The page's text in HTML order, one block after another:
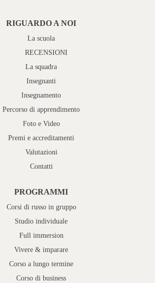
RIGUARDO A NOI
La scuola
RECENSIONI
La squadra
Insegnanti
Insegnamento
Percorso di apprendimento
Foto e Video
Premi e accreditamenti
Valutazioni
Contatti
PROGRAMMI
Corsi di russo in gruppo
Studio individuale
Full immersion
Vivere & imparare
Corso a lungo termine
Corso di business